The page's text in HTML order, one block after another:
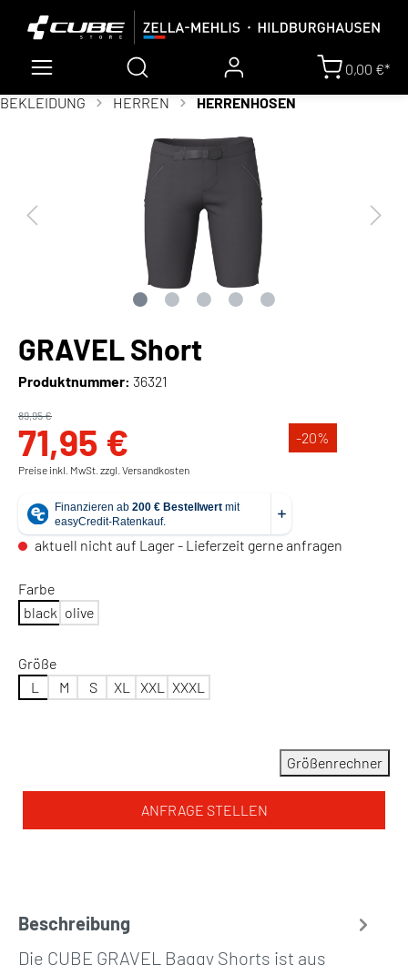
0,00 €*
BEKLEIDUNG
HERREN HERRENHOSEN
GRAVEL Short
Produktnummer: 36321
71,95 € -20%
89,95 €
Preise inkl. MwSt. zzgl. Versandkosten
aktuell nicht auf Lager - Lieferzeit gerne anfragen
Farbe
black olive
Größe
L
M S XL XXL XXXL
Größenrechner
ANFRAGE STELLEN
Beschreibung
Die CUBE GRAVEL Baggy Shorts ist aus